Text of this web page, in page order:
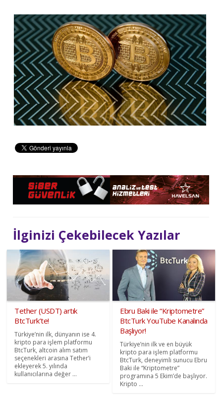
İlginizi Çekebilecek Yazılar
Tether (USDT) artık
BtcTurk’te!
Türkiye’nin ilk, dünyanın ise 4.
kripto para işlem platformu
BtcTurk, altcoin alım satım
seçenekleri arasına Tether’i
ekleyerek 5. yılında
kullanıcılarına değer ...
Ebru Baki ile “Kriptometre”
BtcTurk YouTube Kanalında
Başlıyor!
Türkiye’nin ilk ve en büyük
kripto para işlem platformu
BtcTurk, deneyimli sunucu Ebru
Baki ile “Kriptometre”
programına 5 Ekim’de başlıyor.
Kripto ...